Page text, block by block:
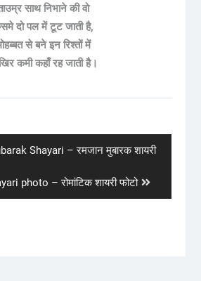
साथ निभाने की वो
दो पल में टूट जाती है,
से बने इन रिश्तों में
कमी कहाँ रह जाती है।
Shayari – रमजान मुबारक शायरी
photo – रोमांटिक शायरी फोटो